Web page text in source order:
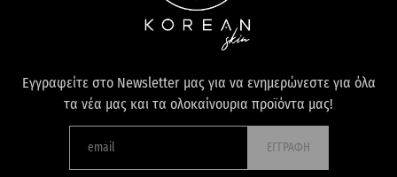
Εγγραφείτε στο Newsletter μας για να ενημερώνεστε για όλα
τα νέα μας και τα ολοκαίνουρια προϊόντα μας!
ΕΓΓΡΑΦΗ